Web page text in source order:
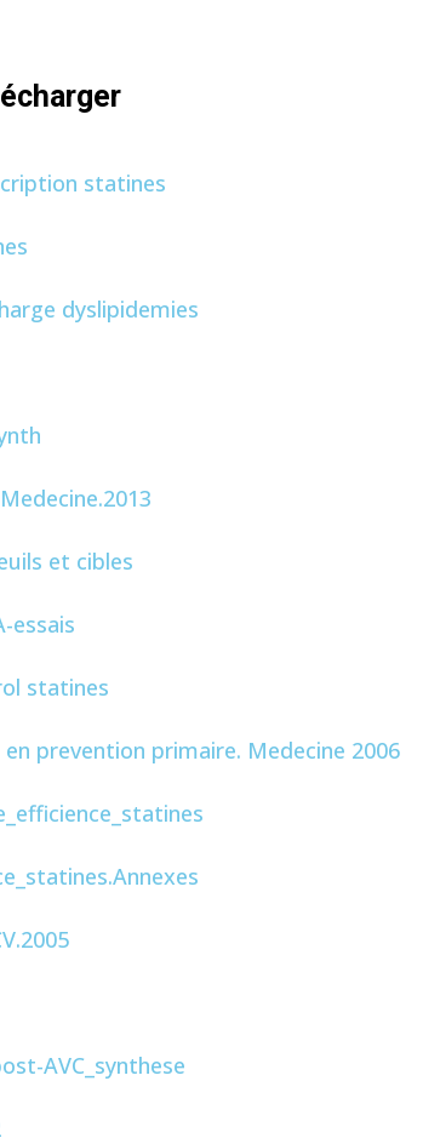
statines
dyslipidemies
et cibles
essais
statines
prevention primaire. Medecine 2006
AVC_synthese